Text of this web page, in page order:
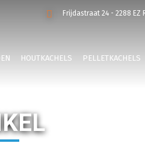
Frijdastraat 24 - 2288 EZ
HOUTKACHELS PELLETKACHELS